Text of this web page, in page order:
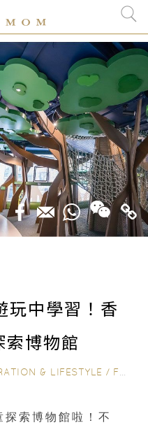
玩中學習！香
索博物館
& LIFESTYLE / FAMILY FUN
索博物館啦！不